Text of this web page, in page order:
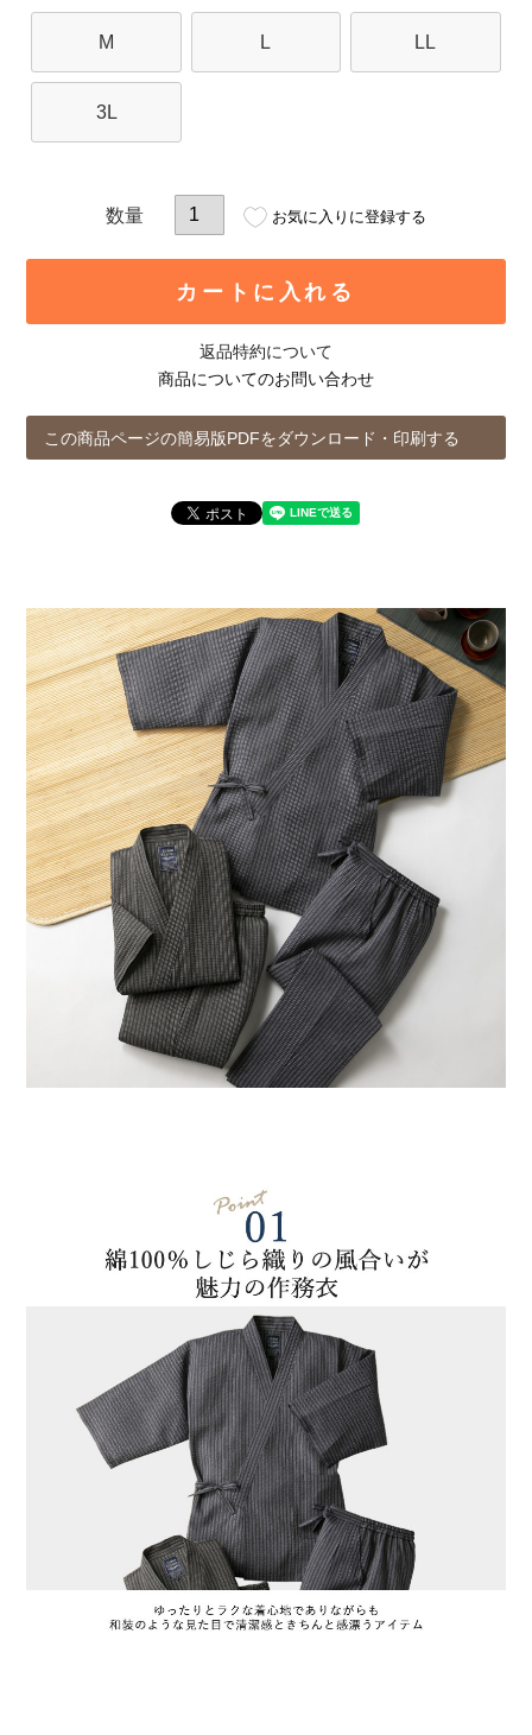
M L LL
3L
お気に入りに登録する
カートに入れる
返品特約について
商品についてのお問い合わせ
この商品ページの簡易版PDFをダウンロード・印刷する